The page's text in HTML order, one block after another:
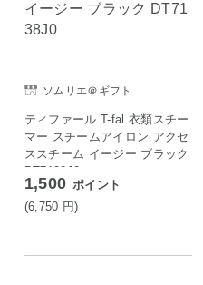
ソムリエ＠ギフト
ティファール T-fal 衣類スチー
マー スチームアイロン アクセ
ススチーム イージー ブラック
DT7138J0
1,500 ポイント
(6,750 円)